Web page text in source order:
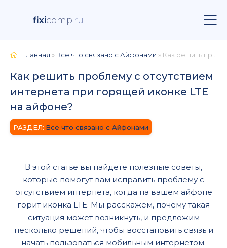
fixicomp.ru
Главная » Все что связано с Айфонами » Как решить проблему с отсутствием интернета при горящей иконке LTE на айфоне?
Как решить проблему с отсутствием
интернета при горящей иконке LTE
на айфоне?
Все что связано с Айфонами
В этой статье вы найдете полезные советы,
которые помогут вам исправить проблему с
отсутствием интернета, когда на вашем айфоне
горит иконка LTE. Мы расскажем, почему такая
ситуация может возникнуть, и предложим
несколько решений, чтобы восстановить связь и
начать пользоваться мобильным интернетом.